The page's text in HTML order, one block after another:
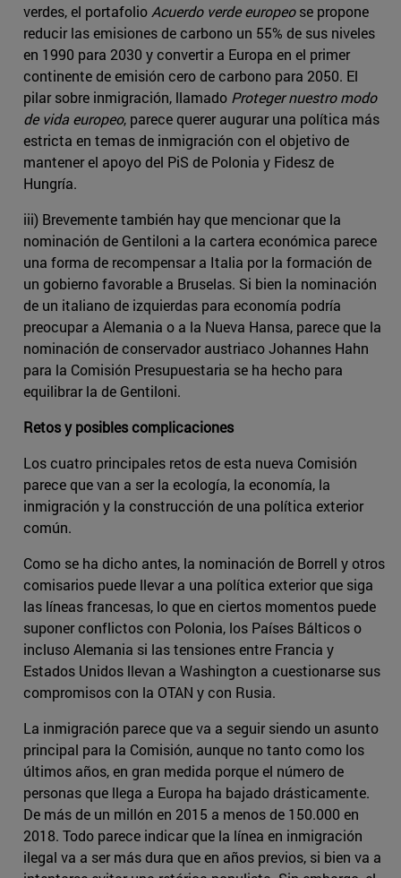
verdes, el portafolio Acuerdo verde europeose propone
reducir las emisiones de carbono un 55% de sus niveles
en 1990 para 2030 y convertir a Europa en el primer
continente de emisión cero de carbono para 2050. El
pilar sobre inmigración, llamado Proteger nuestro modo
de vida europeo, parece querer augurar una política más
estricta en temas de inmigración con el objetivo de
mantener el apoyo del PiS de Polonia y Fidesz de
Hungría.
iii) Brevemente también hay que mencionar que la
nominación de Gentiloni a la cartera económica parece
una forma de recompensar a Italia por la formación de
un gobierno favorable a Bruselas. Si bien la nominación
de un italiano de izquierdas para economía podría
preocupar a Alemania o a la Nueva Hansa, parece que la
nominación de conservador austriaco Johannes Hahn
para la Comisión Presupuestaria se ha hecho para
equilibrar la de Gentiloni.
Retos y posibles complicaciones
Los cuatro principales retos de esta nueva Comisión
parece que van a ser la ecología, la economía, la
inmigración y la construcción de una política exterior
común.
Como se ha dicho antes, la nominación de Borrell y otros
comisarios puede llevar a una política exterior que siga
las líneas francesas, lo que en ciertos momentos puede
suponer conflictos con Polonia, los Países Bálticos o
incluso Alemania si las tensiones entre Francia y
Estados Unidos llevan a Washington a cuestionarse sus
compromisos con la OTAN y con Rusia.
La inmigración parece que va a seguir siendo un asunto
principal para la Comisión, aunque no tanto como los
últimos años, en gran medida porque el número de
personas que llega a Europa ha bajado drásticamente.
De más de un millón en 2015 a menos de 150.000 en
2018. Todo parece indicar que la línea en inmigración
ilegal va a ser más dura que en años previos, si bien va a